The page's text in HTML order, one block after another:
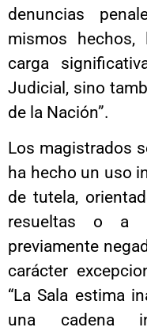
denuncias
mismos
carga
Judicial, sino
de la Nación”.
Los magistrados
ha hecho un uso
de tutela,
resueltas o a
previamente
carácter
“La Sala estima
una cadena